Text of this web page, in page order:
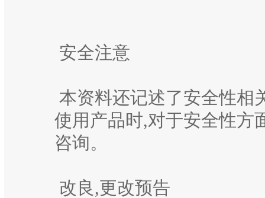
安全注意
本资料还记述了安全性相
使用产品时,对于安全性方
咨询。
改良,更改预告